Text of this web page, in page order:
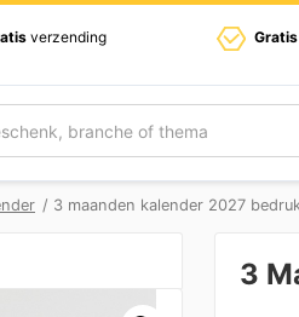
verzending Gratis
/ 3 maanden kalender 2027
3